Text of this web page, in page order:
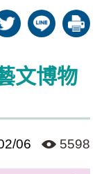
文博物
06 5598